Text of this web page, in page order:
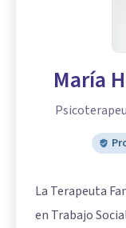
María
La Terapeuta
en Trabajo